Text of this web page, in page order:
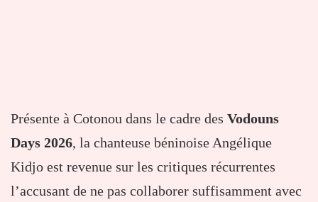
Présente à Cotonou dans le cadre des Vodouns
Days 2026, la chanteuse béninoise Angélique
Kidjo est revenue sur les critiques récurrentes
l’accusant de ne pas collaborer suffisamment avec